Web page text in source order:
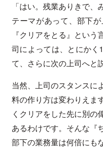
「はい。残業ありきで
テーマがあって、部下が
『クリアをとる』とい
司によっては、とにかく
て、さらに次の上司へと
当然、上司のスタンスに
料の作り方は変わりえま
くクリアをした先に別の
あるわけです。そんな『
部下の業務量は何倍にも